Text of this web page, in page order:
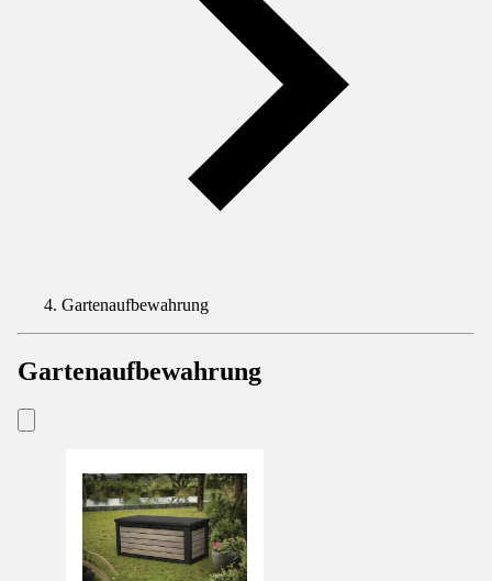
Gartenaufbewahrung
Gartenaufbewahrung